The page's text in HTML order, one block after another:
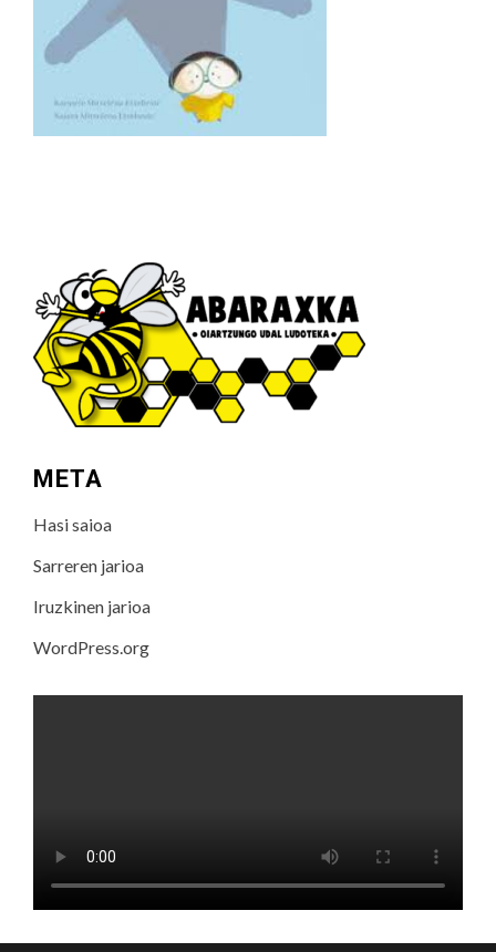
META
Hasi saioa
Sarreren jarioa
Iruzkinen jarioa
WordPress.org